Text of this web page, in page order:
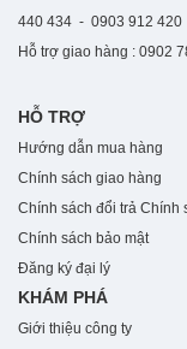
440 434 - 0903 912 420
Hỗ trợ giao hàng : 0902
HỖ TRỢ
Hướng dẫn mua hàng
Chính sách giao hàng
Chính sách đổi trả Chính
Chính sách bảo mật
Đăng ký đại lý
KHÁM PHÁ
Giới thiệu công ty